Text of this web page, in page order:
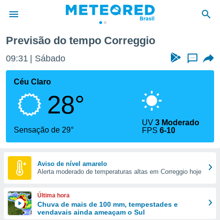
da
fornecidas
a este
das
e
forma
digital
Previsão do tempo Correggio
09:31 Sábado ...
Céu Claro
28°
Sensação de 29°
UV3 Moderado
FPS6-10
Aviso de nível amarelo
Alerta moderado de temperaturas altas em Correggio hoje
Última hora
Chuva de mais de 100 mm, tempestades e
vendavais ainda ameaçam o Sul